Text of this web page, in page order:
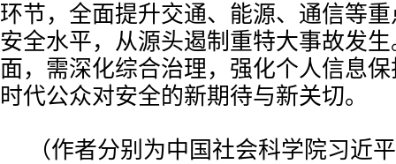
环节，全面提升交通、能源、通信等
安全水平，从源头遏制重特大事故发
面，需深化综合治理，强化个人信息
时代公众对安全的新期待与新关切。
（作者分别为中国社会科学院习近